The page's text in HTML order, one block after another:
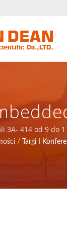
3A- 414 od 9 do
1995 roku w
/ Targi I